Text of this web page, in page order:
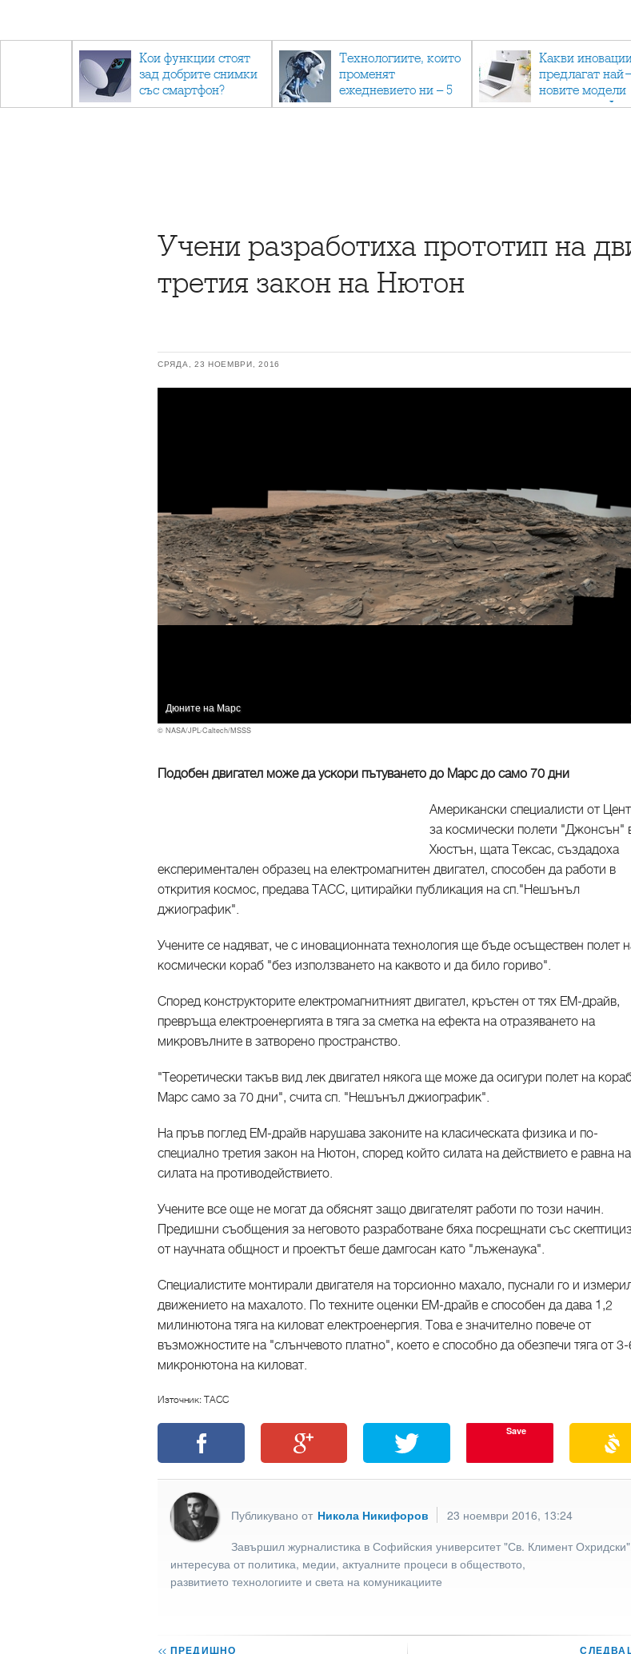
Кои функции стоят
зад добрите снимки
със смартфон?
Технологиите, които
променят
ежедневието ни – 5
иновации, които вече
Какви
предлагат
новите модели
лаптопи на
Учени разработиха прототип на
третия закон на Нютон
СРЯДА, 23 НОЕМВРИ, 2016
Дюните на Марс
© NASA/JPL-Caltech/MSSS
Подобен двигател може да ускори пътуването до Марс до само 70 дни
Американски специалисти от
за космически полети "Джонсън"
Хюстън, щата Тексас, създадоха
експериментален образец на електромагнитен двигател, способен да работи в
открития космос, предава ТАСС, цитирайки публикация на сп."Нешънъл
джиографик".
Учените се надяват, че с иновационната технология ще бъде осъществен полет
космически кораб "без използването на каквото и да било гориво".
Според конструкторите електромагнитният двигател, кръстен от тях ЕМ-драйв,
превръща електроенергията в тяга за сметка на ефекта на отразяването на
микровълните в затворено пространство.
"Теоретически такъв вид лек двигател някога ще може да осигури полет на
Марс само за 70 дни", счита сп. "Нешънъл джиографик".
На пръв поглед ЕМ-драйв нарушава законите на класическата физика и по-
специално третия закон на Нютон, според който силата на действието е равна на
силата на противодействието.
Учените все още не могат да обяснят защо двигателят работи по този начин.
Предишни съобщения за неговото разработване бяха посрещнати със
от научната общност и проектът беше дамгосан като "лъженаука".
Специалистите монтирали двигателя на торсионно махало, пуснали го и
движението на махалото. По техните оценки ЕМ-драйв е способен да дава 1,2
милинютона тяга на киловат електроенергия. Това е значително повече от
възможностите на "слънчевото платно", което е способно да обезпечи тяга от
микронютона на киловат.
Източник: ТАСС
Save
Публикувано от Никола Никифоров
23 ноември 2016, 13:24
Завършил журналистика в Софийския университет "Св. Климент
интересува от политика, медии, актуалните процеси в обществото,
развитието технологиите и света на комуникациите
<< ПРЕДИШНО